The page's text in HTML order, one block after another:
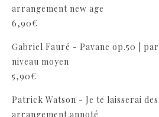
arrangement new age
6,90€
Gabriel Fauré - Pavane op.50 |
niveau moyen
5,90€
Patrick Watson - Je te laisserai des
arrangement annoté